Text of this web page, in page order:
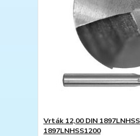
Vrták 12,00 DIN
1897LNHSS1200